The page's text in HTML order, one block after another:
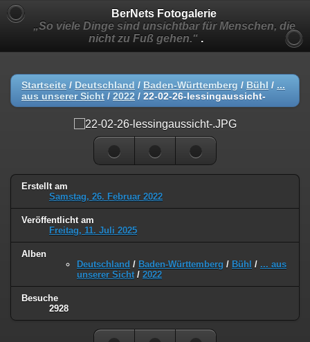
BerNets Fotogalerie
„So viele Dinge sind unsichtbar für Menschen, die
nicht zu Fuß gehen.“ .
Startseite / Deutschland / Baden-Württemberg / Bühl / ...
aus unserer Sicht / 2022 / 22-02-26-lessingaussicht-
Erstellt am
Samstag, 26. Februar 2022
Veröffentlicht am
Freitag, 11. Juli 2025
Alben
Deutschland / Baden-Württemberg / Bühl / ... aus
unserer Sicht / 2022
Besuche
2928